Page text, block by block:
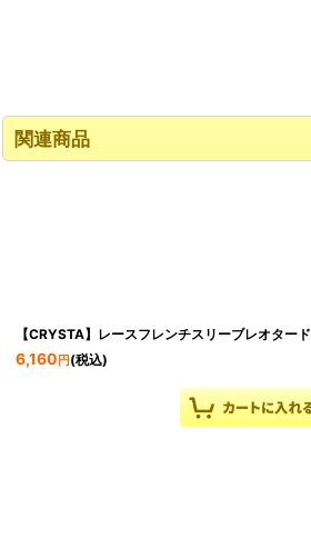
関連商品
【CRYSTA】レースフレンチスリーブレオタード
6,160 円 (税込)